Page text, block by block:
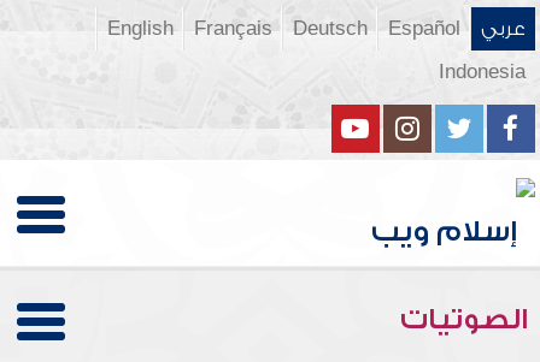
عربي Español
Deutsch
Français
English
Indonesia
الصوتيات